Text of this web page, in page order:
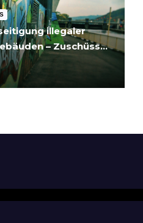
illegaler
– Zuschüsse